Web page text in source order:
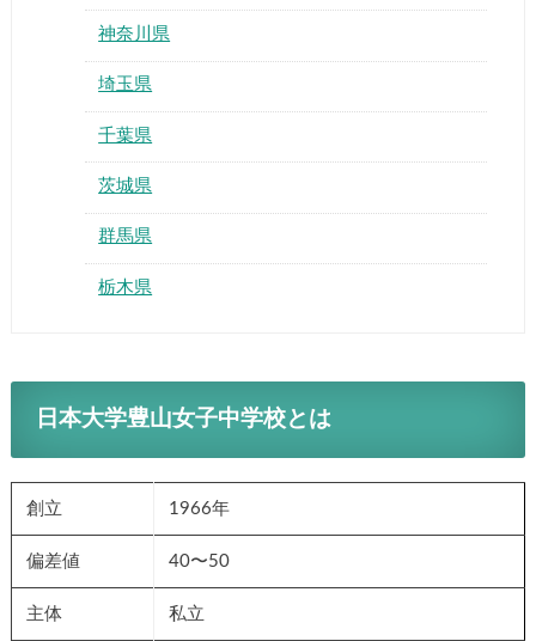
神奈川県
埼玉県
千葉県
茨城県
群馬県
栃木県
日本大学豊山女子中学校とは
創立 1966年
偏差値 40〜50
主体 私立